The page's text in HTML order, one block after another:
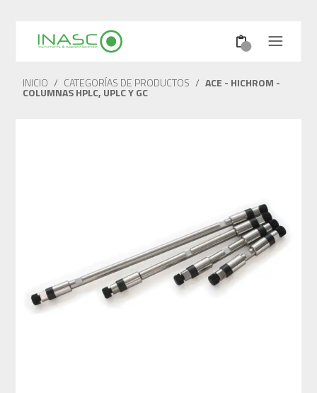
INICIO / CATEGORÍAS DE PRODUCTOS / ACE - HICHROM -
COLUMNAS HPLC, UPLC Y GC